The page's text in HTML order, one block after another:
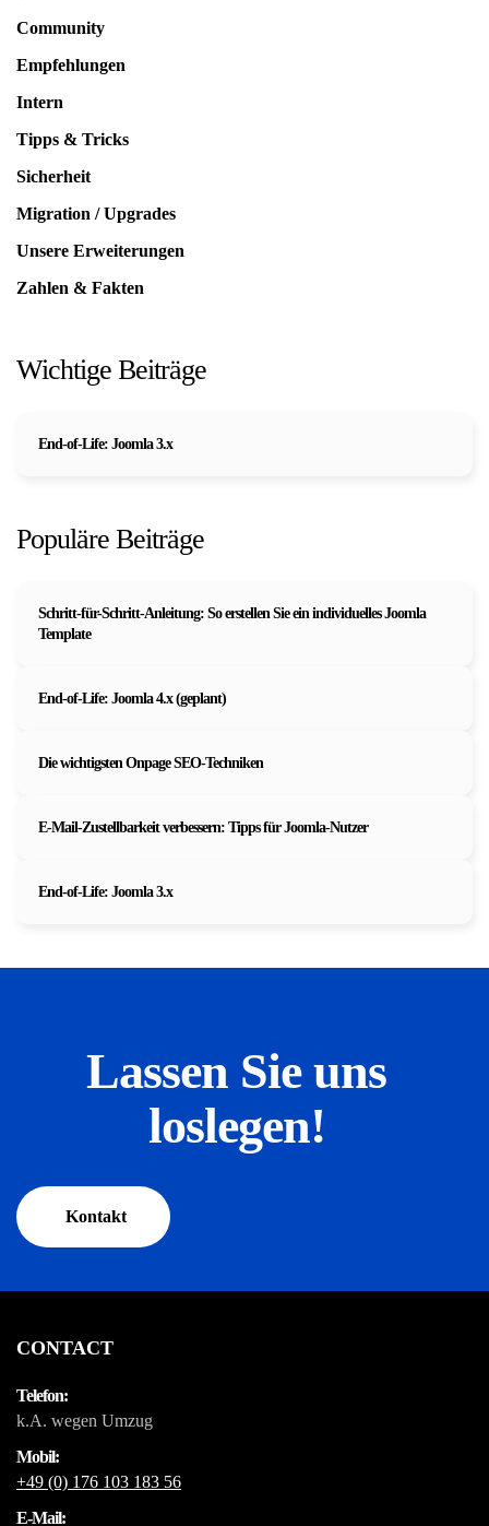
Community
Empfehlungen
Intern
Tipps & Tricks
Sicherheit
Migration / Upgrades
Unsere Erweiterungen
Zahlen & Fakten
Wichtige Beiträge
End-of-Life: Joomla 3.x
Populäre Beiträge
Schritt-für-Schritt-Anleitung: So erstellen Sie ein individuelles Joomla
Template
End-of-Life: Joomla 4.x (geplant)
Die wichtigsten Onpage SEO-Techniken
E-Mail-Zustellbarkeit verbessern: Tipps für Joomla-Nutzer
End-of-Life: Joomla 3.x
Lassen Sie uns
loslegen!
Kontakt
CONTACT
Telefon:
k.A. wegen Umzug
Mobil:
+49 (0) 176 103 183 56
E-Mail: